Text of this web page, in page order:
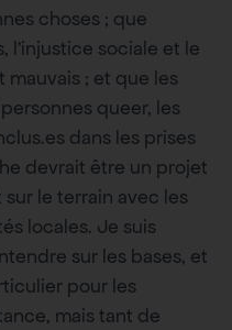
choses ; que
l’injustice sociale et le
; et que les
queer, les
dans les prises
devrait être un projet
sur le terrain avec les
locales. Je suis
sur les bases, et
pour les
mais tant de